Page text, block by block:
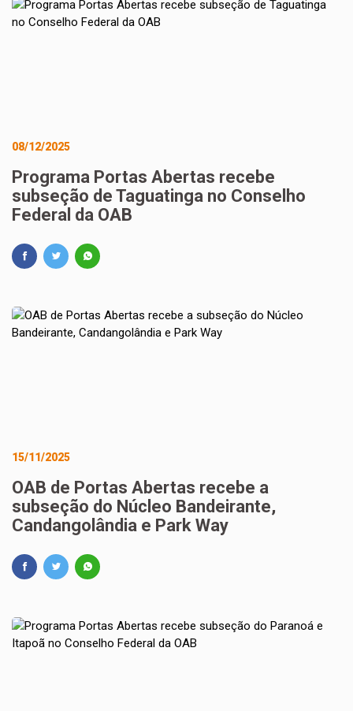
08/12/2025
Programa Portas Abertas recebe
subseção de Taguatinga no Conselho
Federal da OAB
15/11/2025
OAB de Portas Abertas recebe a
subseção do Núcleo Bandeirante,
Candangolândia e Park Way